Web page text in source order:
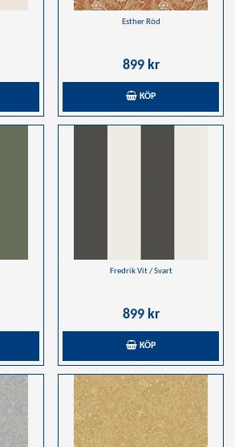
Esther Röd
899 kr
KÖP
Fredrik Vit / Svart
899 kr
KÖP